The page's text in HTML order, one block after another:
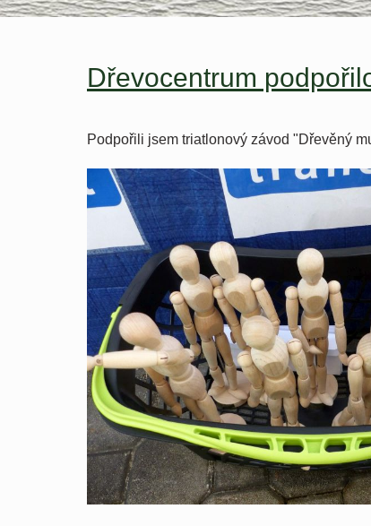
Dřevocentrum
Podpořili jsem triatlonový závod "Dřevěný